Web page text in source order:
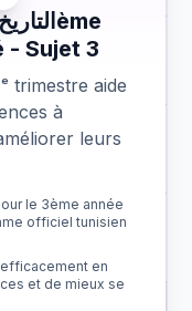
- Sujet 3
à
leurs
officiel tunisien
en